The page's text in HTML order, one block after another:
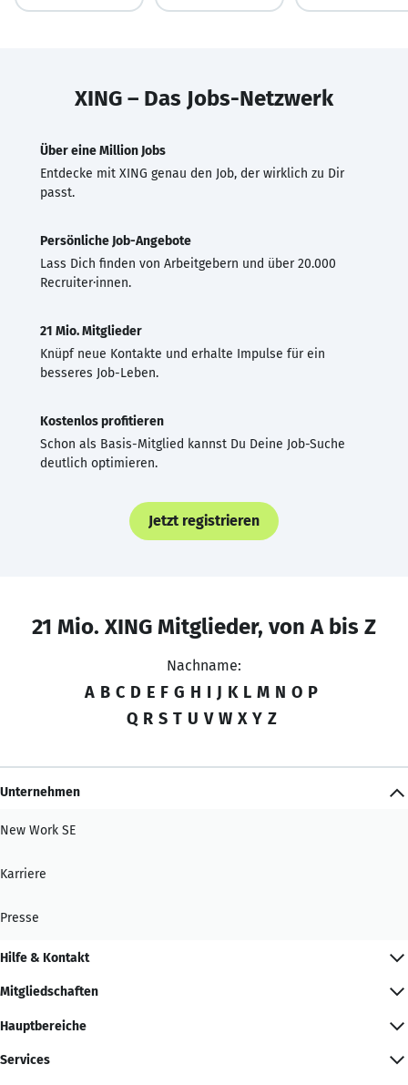
XING – Das Jobs-Netzwerk
Über eine Million Jobs
Entdecke mit XING genau den Job, der wirklich zu Dir
passt.
Persönliche Job-Angebote
Lass Dich finden von Arbeitgebern und über 20.000
Recruiter·innen.
21 Mio. Mitglieder
Knüpf neue Kontakte und erhalte Impulse für ein
besseres Job-Leben.
Kostenlos profitieren
Schon als Basis-Mitglied kannst Du Deine Job-Suche
deutlich optimieren.
Jetzt registrieren
21 Mio. XING Mitglieder, von A bis Z
Nachname:
A B C D E F G H I J K L M N O P
Q R S T U V W X Y Z
Unternehmen
New Work SE
Karriere
Presse
Hilfe & Kontakt
Mitgliedschaften
Hauptbereiche
Services